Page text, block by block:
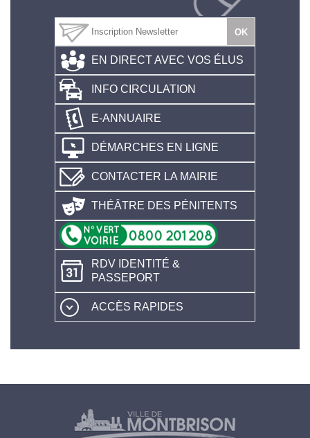
EN DIRECT AVEC VOS ÉLUS
INFO CIRCULATION
E-ANNUAIRE
DÉMARCHES EN LIGNE
CONTACTER LA MAIRIE
THÉÂTRE DES PÉNITENTS
RDV IDENTITÉ &
PASSEPORT
ACCÈS RAPIDES